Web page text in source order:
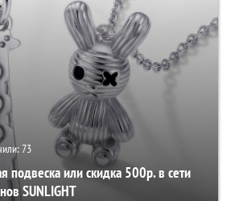
73
подвеска или скидка 500р. в сети
SUNLIGHT